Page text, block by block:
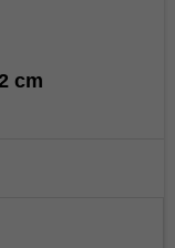
cm